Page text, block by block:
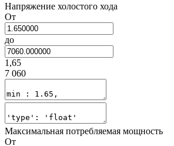
Напряжение холостого хода
От
до
1,65
7 060
Максимальная потребляемая мощность
От